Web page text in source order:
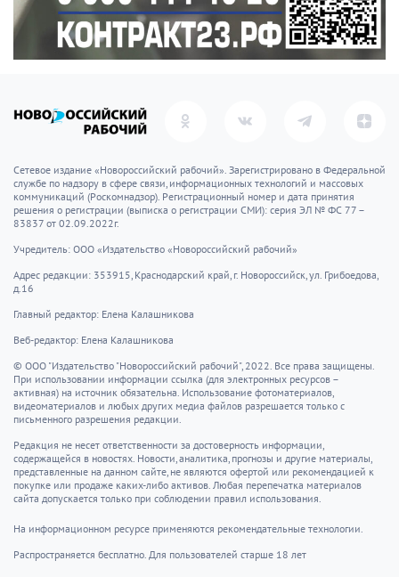
Сетевое издание «Новороссийский рабочий». Зарегистрировано в Федеральной
службе по надзору в сфере связи, информационных технологий и массовых
коммуникаций (Роскомнадзор). Регистрационный номер и дата принятия
решения о регистрации (выписка о регистрации СМИ): серия ЭЛ № ФС 77 –
83837 от 02.09.2022г.
Учредитель: ООО «Издательство «Новороссийский рабочий»
Адрес редакции: 353915, Краснодарский край, г. Новороссийск, ул. Грибоедова,
д.16
Главный редактор: Елена Калашникова
Веб-редактор: Елена Калашникова
© ООО "Издательство "Новороссийский рабочий", 2022. Все права защищены.
При использовании информации ссылка (для электронных ресурсов –
активная) на источник обязательна. Использование фотоматериалов,
видеоматериалов и любых других медиа файлов разрешается только с
письменного разрешения редакции.
Редакция не несет ответственности за достоверность информации,
содержащейся в новостях. Новости, аналитика, прогнозы и другие материалы,
представленные на данном сайте, не являются офертой или рекомендацией к
покупке или продаже каких-либо активов. Любая перепечатка материалов
сайта допускается только при соблюдении правил использования.
На информационном ресурсе применяются рекомендательные технологии.
Распространяется бесплатно. Для пользователей старше 18 лет